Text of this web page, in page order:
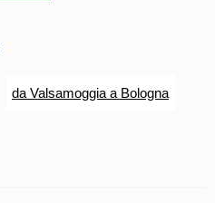
da Valsamoggia a Bologna